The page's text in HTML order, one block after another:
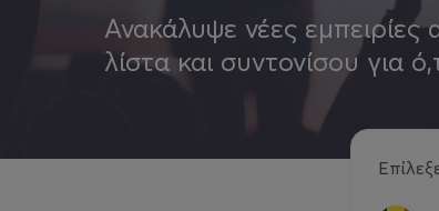
Ανακάλυψε νέες
λίστα και συντονίσου για